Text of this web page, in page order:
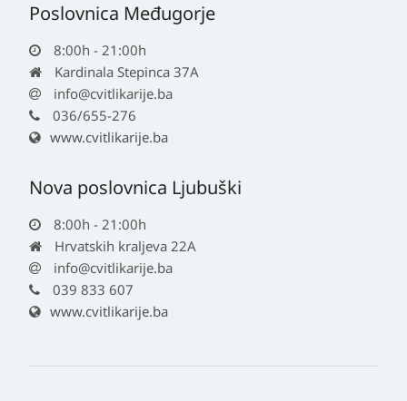
Poslovnica Međugorje
8:00h - 21:00h
Kardinala Stepinca 37A
info@cvitlikarije.ba
036/655-276
www.cvitlikarije.ba
Nova poslovnica Ljubuški
8:00h - 21:00h
Hrvatskih kraljeva 22A
info@cvitlikarije.ba
039 833 607
www.cvitlikarije.ba